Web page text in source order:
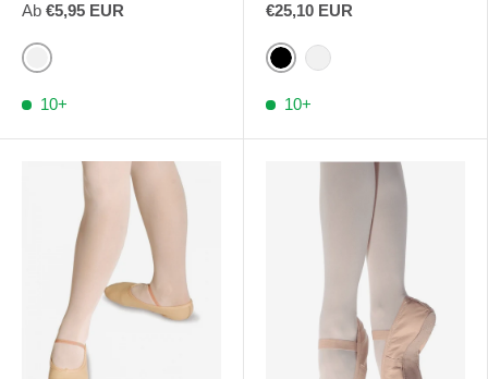
Ab €5,95 EUR
Weiß
10+
€25,10 EUR
SchwarzBlassrosa
10+